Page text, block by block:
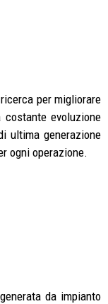
per migliorare
evoluzione
ultima generazione
ogni operazione.
da impianto